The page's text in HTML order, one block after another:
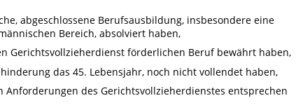
abgeschlossene Berufsausbildung, insbesondere eine
Bereich, absolviert haben,
Gerichtsvollzieherdienst förderlichen Beruf bewährt haben,
das 45. Lebensjahr, noch nicht vollendet haben,
des Gerichtsvollzieherdienstes entsprechen